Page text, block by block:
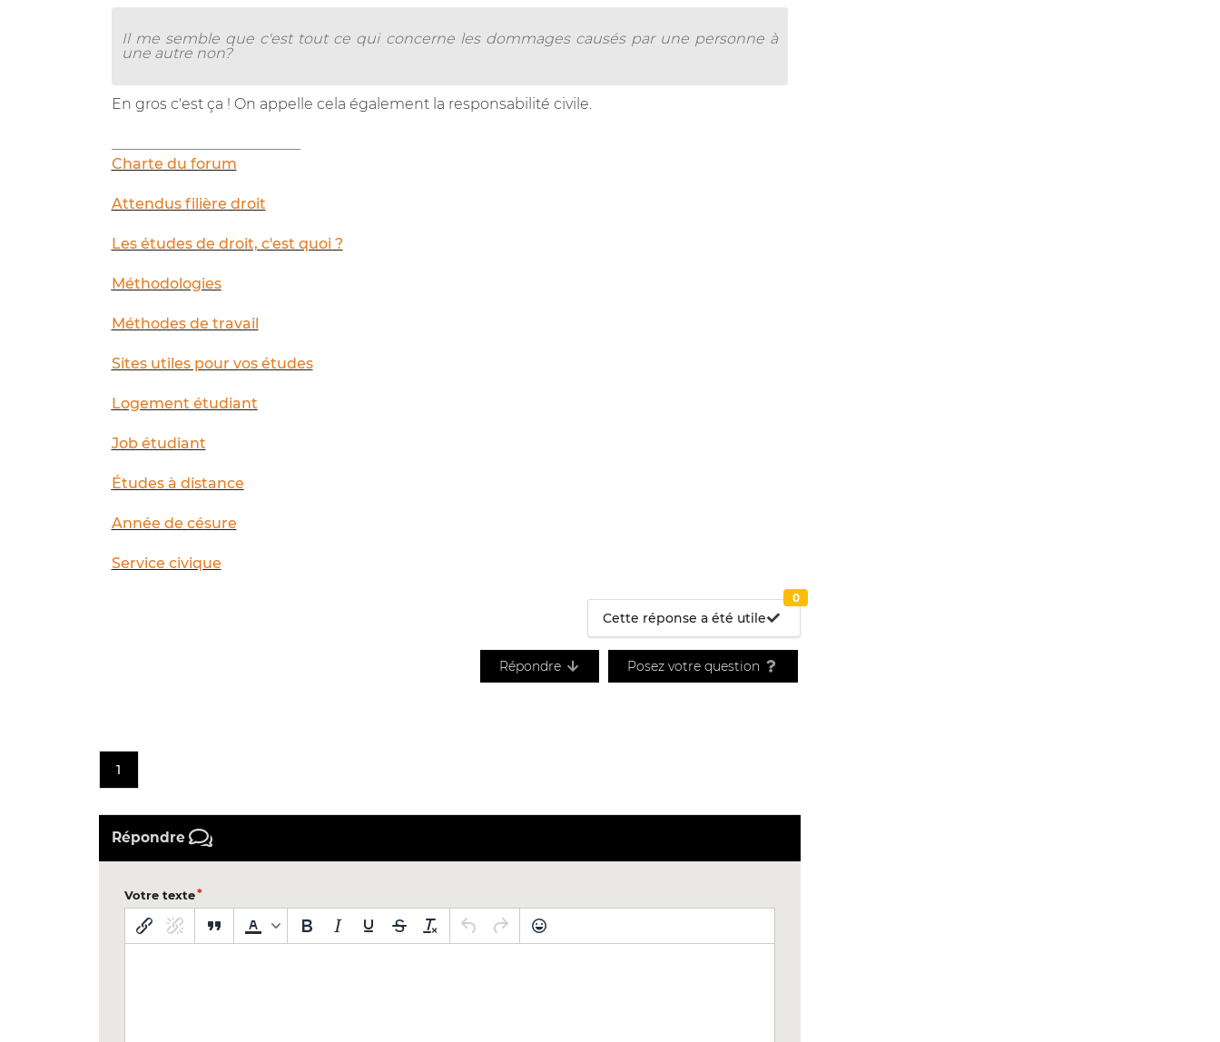
Il me semble que c'est tout ce qui concerne les dommages causés par une personne à
une autre non?
En gros c'est ça ! On appelle cela également la responsabilité civile.
Charte du forum
Attendus filière droit
Les études de droit, c'est quoi ?
Méthodologies
Méthodes de travail
Sites utiles pour vos études
Logement étudiant
Job étudiant
Études à distance
Année de césure
Service civique
Cette réponse a été utile
0
Répondre Posez votre question
1
Répondre
Votre texte